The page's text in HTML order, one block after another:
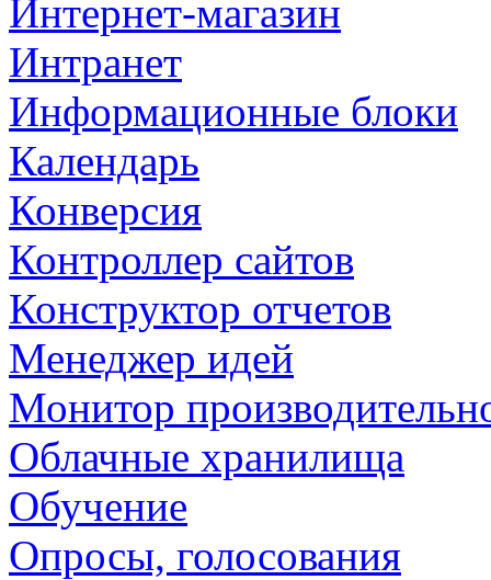
Интернет-магазин
Интранет
Информационные блоки
Календарь
Конверсия
Контроллер сайтов
Конструктор отчетов
Менеджер идей
Монитор
Облачные хранилища
Обучение
Опросы, голосования